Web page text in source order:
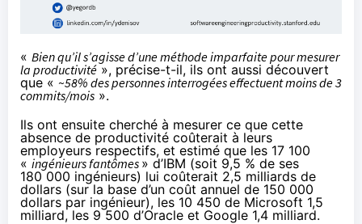
« Bien qu’il s’agisse d’une méthode imparfaite pour mesurer
la productivité », précise-t-il, ils ont aussi découvert
que « ~58% des personnes interrogées effectuent moins de 3
commits/mois ».
Ils ont ensuite cherché à mesurer ce que cette
absence de productivité coûterait à leurs
employeurs respectifs, et estimé que les 17 100
« ingénieurs fantômes » d’IBM (soit 9,5 % de ses
180 000 ingénieurs) lui coûterait 2,5 milliards de
dollars (sur la base d’un coût annuel de 150 000
dollars par ingénieur), les 10 450 de Microsoft 1,5
milliard, les 9 500 d’Oracle et Google 1,4 milliard.